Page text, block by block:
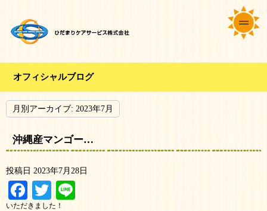
オフィシャルブログ
月別アーカイブ: 2023年7月
沖縄産マンゴー…
投稿日 2023年7月28日
Facebook
Twitter
いただきました！